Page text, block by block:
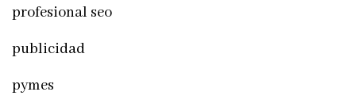
profesional seo
publicidad
pymes